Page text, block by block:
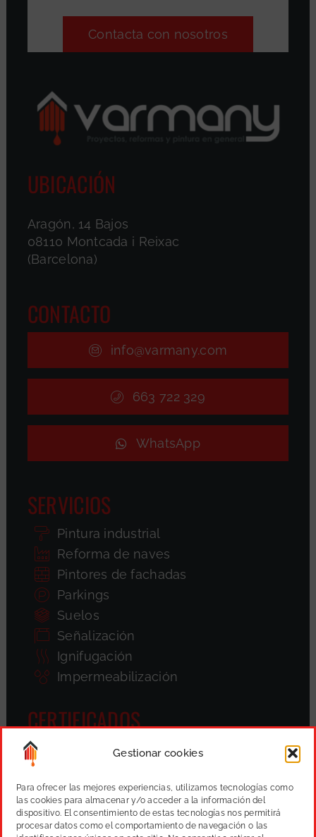
Gestionar cookies
Para ofrecer las mejores experiencias, utilizamos tecnologías como
las cookies para almacenar y/o acceder a la información del
dispositivo. El consentimiento de estas tecnologías nos permitirá
procesar datos como el comportamiento de navegación o las
Contacta con nosotros
UBICACIÓN
Aragón, 14 Bajos
08110 Montcada i Reixac
(Barcelona)
CONTACTO
info@varmany.com
663 722 329
WhatsApp
SERVICIOS
Pintura industrial
Reforma de naves
Pintores de fachadas
Parkings
Suelos
Señalización
Ignifugación
Impermeabilización
CERTIFICADOS